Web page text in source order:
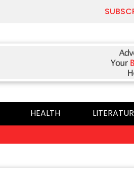
HEALTH